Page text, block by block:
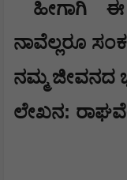
ಹೀಗಾಗಿ
ನಾವೆಲ್ಲರೂ
ನಮ್ಮ ಜೀವನದ
ಲೇಖನ: